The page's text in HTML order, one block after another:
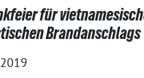
für
Brandanschlags